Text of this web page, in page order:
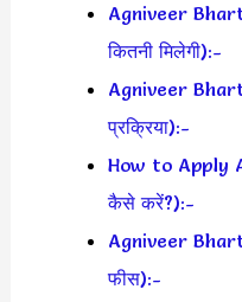
Agniveer
कितनी मिलेगी):-
Agniveer
प्रक्रिया):-
How to Apply
कैसे करें?):-
Agniveer
फीस):-